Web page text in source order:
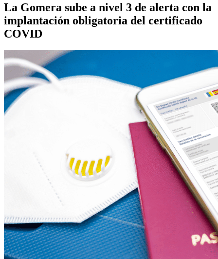
La Gomera sube a nivel 3 de alerta con la
implantación obligatoria del certificado
COVID